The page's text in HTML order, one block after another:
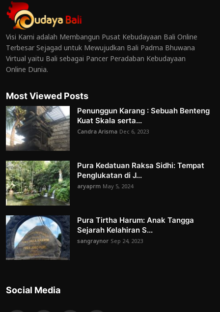
Visi Kami adalah Membangun Pusat Kebudayaan Bali Online
Terbesar Sejagad untuk Mewujudkan Bali Padma Bhuwana
Virtual yaitu Bali sebagai Pancer Peradaban Kebudayaan
Online Dunia.
Most Viewed Posts
Penunggun Karang : Sebuah Benteng
Kuat Skala serta...
Candra Arisma Dec 6, 2023
Pura Kedatuan Raksa Sidhi: Tempat
Penglukatan di J...
aryaprm May 5, 2024
Pura Tirtha Harum: Anak Tangga
Sejarah Kelahiran S...
sangraynor Sep 24, 2023
Social Media